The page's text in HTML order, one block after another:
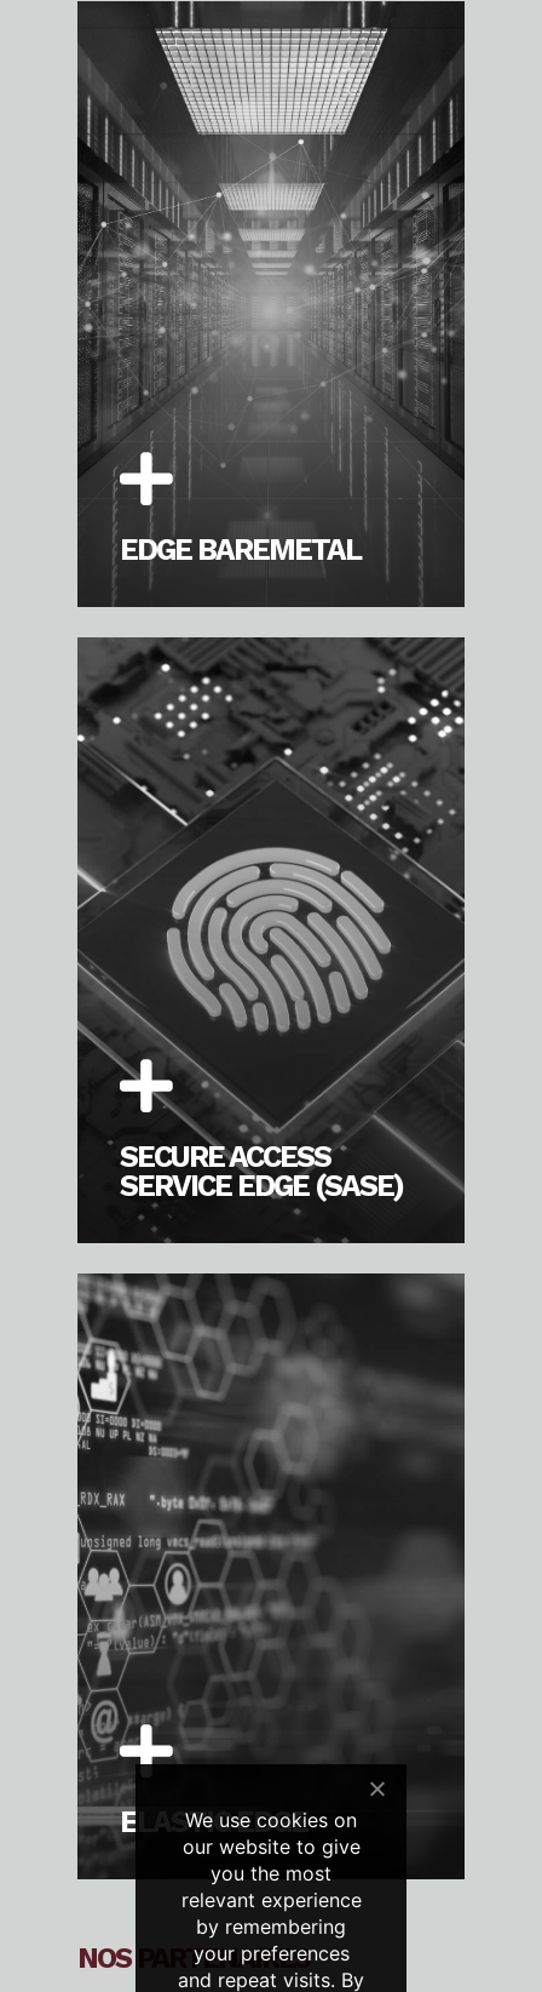
EDGE BAREMETAL
SECURE ACCESS
SERVICE EDGE (SASE)
ELASTIC EDGE
NOS PARTENAIRES
We use cookies on
our website to give
you the most
relevant experience
by remembering
your preferences
and repeat visits. By